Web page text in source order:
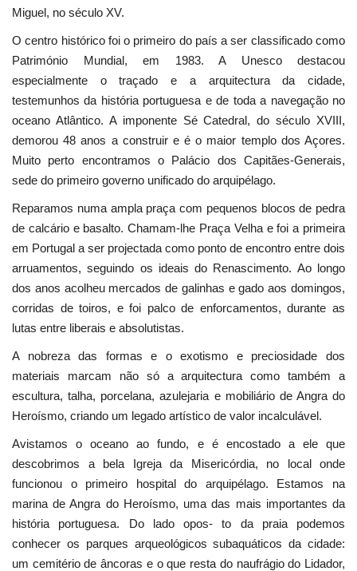
Ambiente
Miguel, no século XV.
O centro histórico foi o primeiro do país a ser classificado como
Património Mundial, em 1983. A Unesco destacou
especialmente o traçado e a arquitectura da cidade,
testemunhos da história portuguesa e de toda a navegação no
oceano Atlântico. A imponente Sé Catedral, do século XVIII,
demorou 48 anos a construir e é o maior templo dos Açores.
Muito perto encontramos o Palácio dos Capitães-Generais,
sede do primeiro governo unificado do arquipélago.
Reparamos numa ampla praça com pequenos blocos de pedra
de calcário e basalto. Chamam-lhe Praça Velha e foi a primeira
em Portugal a ser projectada como ponto de encontro entre dois
arruamentos, seguindo os ideais do Renascimento. Ao longo
dos anos acolheu mercados de galinhas e gado aos domingos,
corridas de toiros, e foi palco de enforcamentos, durante as
lutas entre liberais e absolutistas.
A nobreza das formas e o exotismo e preciosidade dos
materiais marcam não só a arquitectura como também a
escultura, talha, porcelana, azulejaria e mobiliário de Angra do
Heroísmo, criando um legado artístico de valor incalculável.
Avistamos o oceano ao fundo, e é encostado a ele que
descobrimos a bela Igreja da Misericórdia, no local onde
funcionou o primeiro hospital do arquipélago. Estamos na
marina de Angra do Heroísmo, uma das mais importantes da
história portuguesa. Do lado opos- to da praia podemos
conhecer os parques arqueológicos subaquáticos da cidade:
um cemitério de âncoras e o que resta do naufrágio do Lidador,